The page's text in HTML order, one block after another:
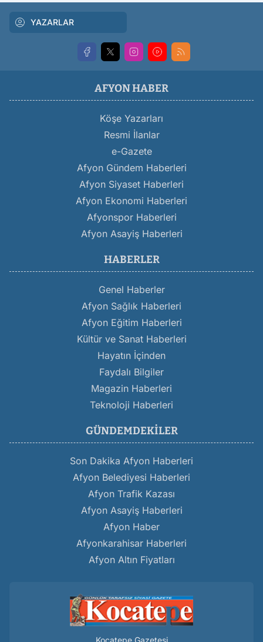
YAZARLAR
AFYON HABER
Köşe Yazarları
Resmi İlanlar
e-Gazete
Afyon Gündem Haberleri
Afyon Siyaset Haberleri
Afyon Ekonomi Haberleri
Afyonspor Haberleri
Afyon Asayiş Haberleri
HABERLER
Genel Haberler
Afyon Sağlık Haberleri
Afyon Eğitim Haberleri
Kültür ve Sanat Haberleri
Hayatın İçinden
Faydalı Bilgiler
Magazin Haberleri
Teknoloji Haberleri
GÜNDEMDEKILER
Son Dakika Afyon Haberleri
Afyon Belediyesi Haberleri
Afyon Trafik Kazası
Afyon Asayiş Haberleri
Afyon Haber
Afyonkarahisar Haberleri
Afyon Altın Fiyatları